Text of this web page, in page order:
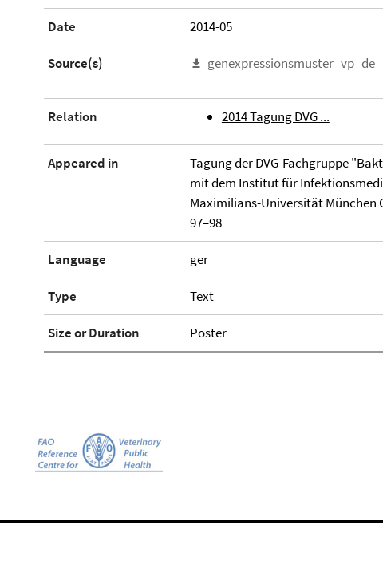
Date 2014-05
Source(s) genexpressionsmuster_vp_de
Relation 2014 Tagung DVG ...
Appeared in
Tagung der DVG-Fachgruppe
mit dem Institut für
Maximilians-Universität München
97–98
Language ger
Type Text
Size or Duration Poster